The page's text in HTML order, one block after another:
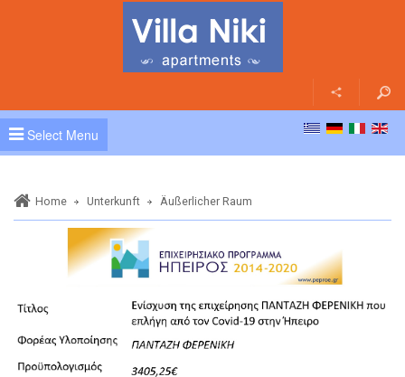
Select Menu
Home Unterkunft Äußerlicher Raum
Äußerlicher Raum
Lage
Der Weg um uns zu finden
Sehenswürdigkeiten
Kontakt
Foto Galerie